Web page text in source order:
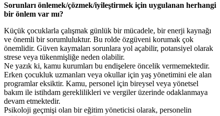
Sorunları önlemek/çözmek/iyileştirmek için uygulanan herhangi
bir önlem var mı?
Küçük çocuklarla çalışmak günlük bir mücadele, bir enerji kaynağı
ve önemli bir sorumluluktur. Bu rolde özgüveni korumak çok
önemlidir. Güven kaymaları sorunlara yol açabilir, potansiyel olarak
strese veya tükenmişliğe neden olabilir.
Ne yazık ki, kamu kurumları bu endişelere öncelik vermemektedir.
Erken çocukluk uzmanları veya okullar için yaş yönetimini ele alan
programlar eksiktir. Kamu, personel için bireysel veya yönetsel
bakım ile istihdam gereklilikleri ve vergiler üzerinde odaklanmaya
devam etmektedir.
Psikoloji geçmişi olan bir eğitim yöneticisi olarak, personelin